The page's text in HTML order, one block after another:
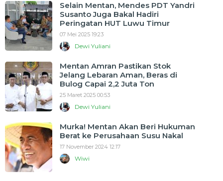
Selain Mentan, Mendes PDT Yandri
Susanto Juga Bakal Hadiri
Peringatan HUT Luwu Timur
07 Mei 2025 19:23
Dewi Yuliani
Mentan Amran Pastikan Stok
Jelang Lebaran Aman, Beras di
Bulog Capai 2,2 Juta Ton
25 Maret 2025 00:53
Dewi Yuliani
Murka! Mentan Akan Beri Hukuman
Berat ke Perusahaan Susu Nakal
17 November 2024 12:17
Wiwi